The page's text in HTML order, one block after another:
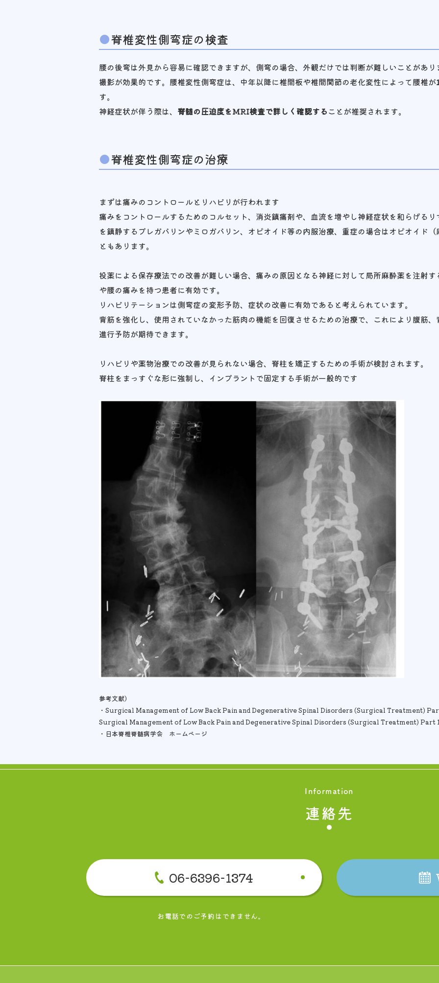
脊椎変性側弯症の検査
腰の後弯は外見から容易に確認できますが、側弯の場合、外観だけでは判断が難しいことがあ
撮影が効果的です。腰椎変性側弯症は、中年以降に椎間板や椎間関節の老化変性によって腰椎が
す。
神経症状が伴う際は、 脊髄の圧迫度をMRI検査で詳しく確認することが推奨されます。
脊椎変性側弯症の治療
まずは痛みのコントロールとリハビリが行われます
痛みをコントロールするためのコルセット、消炎鎮痛剤や、血流を増やし神経症状を和らげる
を鎮静するプレガバリンやミロガバリン、オピオイド等の内服治療、重症の場合はオピオイド
ともあります。
投薬による保存療法での改善が難しい場合、痛みの原因となる神経に対して局所麻酔薬を注射
や腰の痛みを持つ患者に有効です。
リハビリテーションは側弯症の変形予防、症状の改善に有効であると考えられています。
背筋を強化し、使用されていなかった筋肉の機能を回復させるための治療で、これにより腹筋
進行予防が期待できます。
リハビリや薬物治療での改善が見られない場合、脊柱を矯正するための手術が検討されます。
脊柱をまっすぐな形に強制し、インプラントで固定する手術が一般的です
参考文献）
・Surgical Management of Low Back Pain and Degenerative Spinal Disorders (Surgical Treatment)
Surgical Management of Low Back Pain and Degenerative Spinal Disorders (Surgical Treatment) Part
・日本脊椎脊髄病学会 ホームページ
Information
連絡先
06-6396-1374
お電話でのご予約はできません。